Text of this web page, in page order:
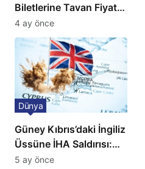
Biletlerine Tavan Fiyat:
Ulaşımda Yeni
Düzenleme
4 ay önce
Güney Kıbrıs’daki İngiliz
Üssüne İHA Saldırısı:
Patlama, Sirenler ve
Dünya
5 ay önce